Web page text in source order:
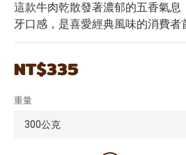
這款牛肉乾散發著濃郁的五香氣息
牙口感，是喜愛經典風味的消費者
NT$335
重量